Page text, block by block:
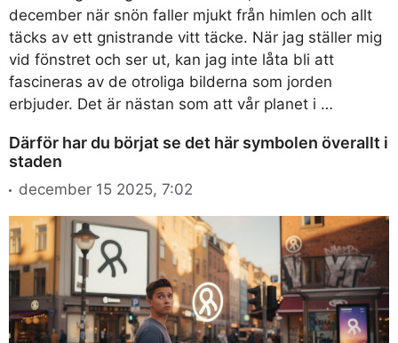
december när snön faller mjukt från himlen och allt
täcks av ett gnistrande vitt täcke. När jag ställer mig
vid fönstret och ser ut, kan jag inte låta bli att
fascineras av de otroliga bilderna som jorden
erbjuder. Det är nästan som att vår planet i …
Därför har du börjat se det här symbolen överallt i
staden
december 15 2025, 7:02